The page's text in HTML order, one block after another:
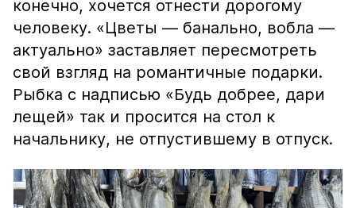
конечно, хочется отнести дорогому
человеку. «Цветы — банально, вобла —
актуально» заставляет пересмотреть
свой взгляд на романтичные подарки.
Рыбка с надписью «Будь добрее, дари
лещей» так и просится на стол к
начальнику, не отпустившему в отпуск.